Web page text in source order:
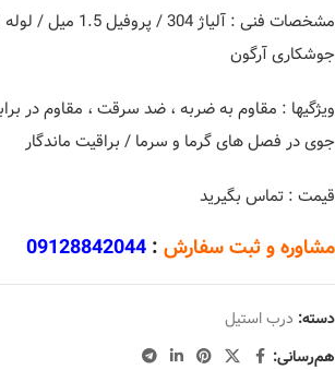
جوشکاری آرگون
ویژگیها : مقاوم به ضربه ، ضد سرقت ، مقاوم در
جوی در فصل های گرما و سرما / براقیت ماندگار
قیمت : تماس بگیرید
مشاوره و ثبت سفارش :
09128842044
دسته: درب استیل
هم‌رسانی: